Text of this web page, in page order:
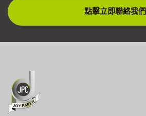
點擊立即聯絡我們